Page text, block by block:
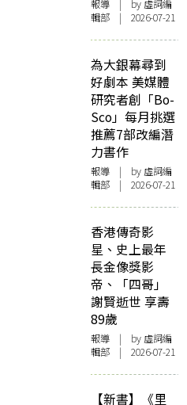
報導 | by 虛詞編
輯部 | 2026-07-21
為大銀幕尋到
好劇本 美媒體
研究者創「Bo-
Sco」每月挑選
推薦7部改編潛
力書作
報導 | by 虛詞編
輯部 | 2026-07-21
香港傳奇影
星、史上最年
長金像獎影
帝、「四哥」
謝賢逝世 享壽
89歲
報導 | by 虛詞編
輯部 | 2026-07-21
【新書】《里